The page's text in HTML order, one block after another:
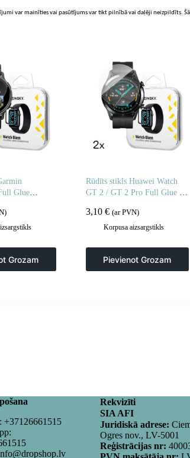
var mainīties vai pasūtījums var tikt pilnībā vai daļēji neizpildīts.
Glue
Grozam
Rūdīts stikls Huawei Watch
GT 2 / GT 2 Pro Full Glue 42
3,10 € (ar PVN)
Korpusa aizsargstikls
Pievienot Grozam
+37126661515
Rekvizīti
SIA AFI
Juridiskā adrese:
Ogres nov., LV-5001
Reģistrācijas nr: